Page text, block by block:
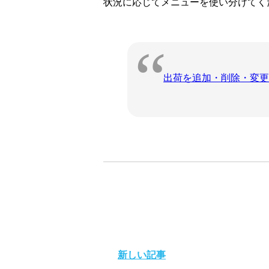
状況に応じてメニューを使い分けてく
出荷を追加・削除・変
新しい記事